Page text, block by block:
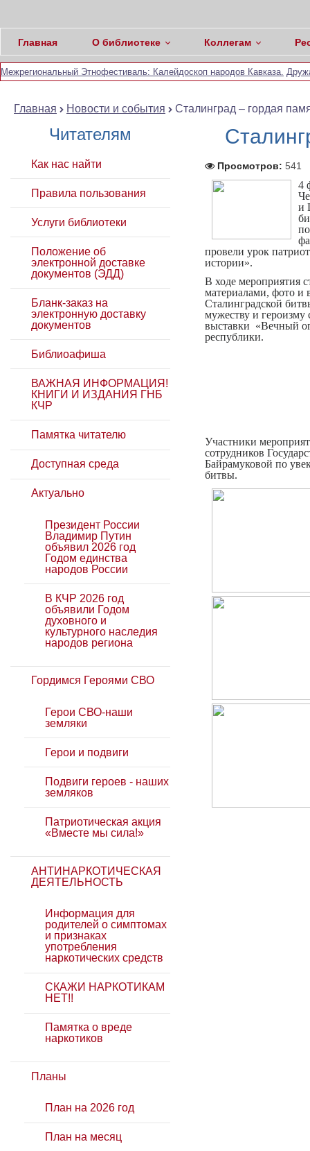
Главная О библиотеке Коллегам
Межрегиональный Этнофестиваль: Калейдоскоп народов Кавказа.
Главная Новости и события Сталинград – гордая
Читателям
Как нас найти
Правила пользования
Услуги библиотеки
Положение об
электронной доставке
документов (ЭДД)
Бланк-заказ на
электронную доставку
документов
Библиоафиша
ВАЖНАЯ ИНФОРМАЦИЯ!
КНИГИ И ИЗДАНИЯ ГНБ
КЧР
Памятка читателю
Доступная среда
Актуально
Президент России
Владимир Путин
объявил 2026 год
Годом единства
народов России
В КЧР 2026 год
объявили Годом
духовного и
культурного наследия
народов региона
Гордимся Героями СВО
Герои СВО-наши
земляки
Герои и подвиги
Подвиги героев - наших
земляков
Патриотическая акция
«Вместе мы сила!»
АНТИНАРКОТИЧЕСКАЯ
ДЕЯТЕЛЬНОСТЬ
Информация для
родителей о симптомах
и признаках
употребления
наркотических средств
СКАЖИ НАРКОТИКАМ
НЕТ!!
Памятка о вреде
наркотиков
Планы
План на 2026 год
План на месяц
Просмотров: 541
4
и
провели урок
истории».
В ходе мероприятия
материалами, фото и
Сталинградской
мужеству и
выставки «Вечный
республики.
Участники
сотрудников
Байрамуковой по
битвы.